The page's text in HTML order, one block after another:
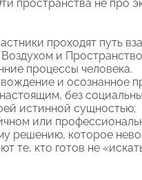
пространства не про
проходят путь
и
процессы человека.
и осознанное
без
истинной сущностью;
или
решению, которое
те, кто готов не